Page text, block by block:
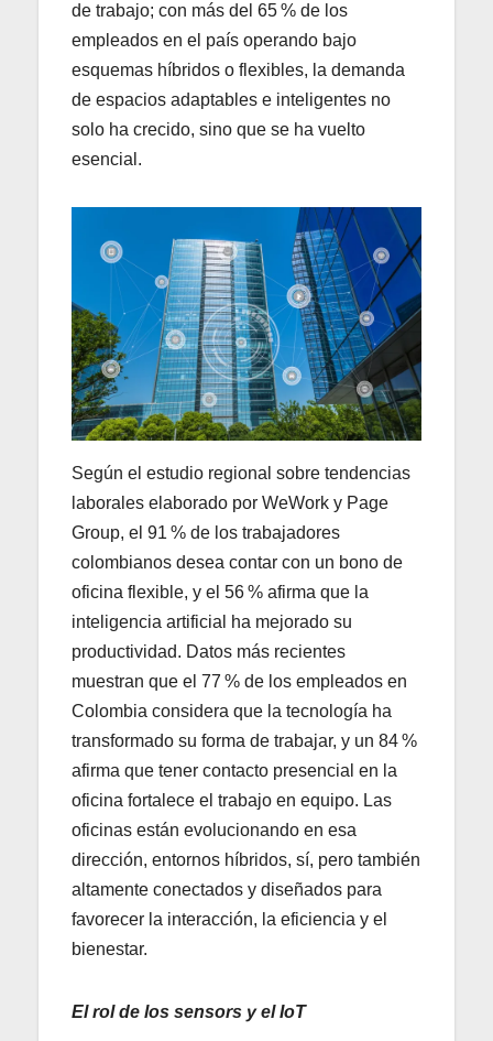
de trabajo; con más del 65 % de los
empleados en el país operando bajo
esquemas híbridos o flexibles, la demanda
de espacios adaptables e inteligentes no
solo ha crecido, sino que se ha vuelto
esencial.
Según el estudio regional sobre tendencias
laborales elaborado por WeWork y Page
Group, el 91 % de los trabajadores
colombianos desea contar con un bono de
oficina flexible, y el 56 % afirma que la
inteligencia artificial ha mejorado su
productividad. Datos más recientes
muestran que el 77 % de los empleados en
Colombia considera que la tecnología ha
transformado su forma de trabajar, y un 84 %
afirma que tener contacto presencial en la
oficina fortalece el trabajo en equipo. Las
oficinas están evolucionando en esa
dirección, entornos híbridos, sí, pero también
altamente conectados y diseñados para
favorecer la interacción, la eficiencia y el
bienestar.
El rol de los sensors y el IoT